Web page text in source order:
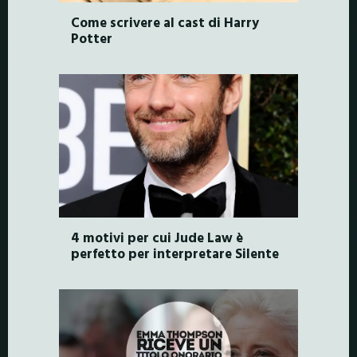
Come scrivere al cast di Harry
Potter
4 motivi per cui Jude Law è
perfetto per interpretare Silente